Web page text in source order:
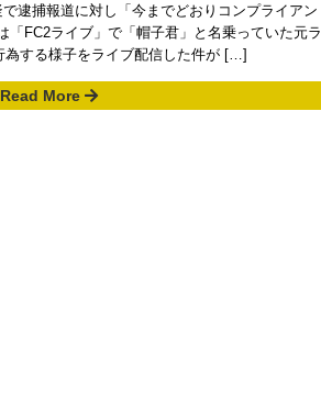
逮捕報道に対し「今までどおりコンプライアン
「FC2ライブ」で「帽子君」と名乗っていた元ラ
為する様子をライブ配信した件が […]
Read More